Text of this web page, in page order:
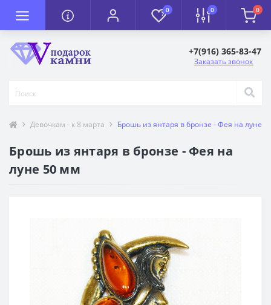
0 0 0
+7(916) 365-83-47
Заказать звонок
Девочкам - к 8 марта Брошь из янтаря в бронзе - Фея на луне
Брошь из янтаря в бронзе - Фея на
луне 50 мм